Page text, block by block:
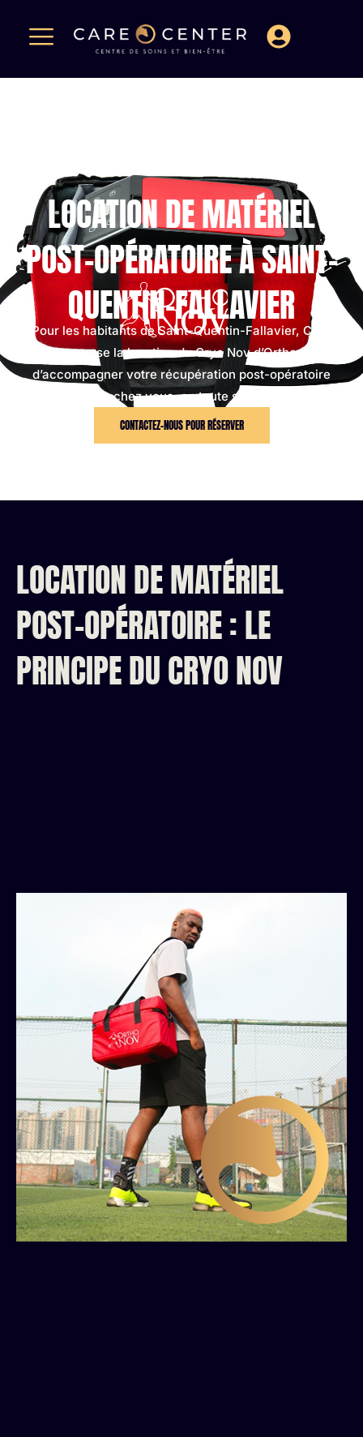
LOCATION DE MATÉRIEL
POST-OPÉRATOIRE À SAINT-
QUENTIN-FALLAVIER
Pour les habitants de Saint-Quentin-Fallavier, Care
Center propose la location du Cryo Nov d’Orthonov afin
d’accompagner votre récupération post-opératoire
depuis chez vous, en toute simplicité.
CONTACTEZ-NOUS POUR RÉSERVER
LOCATION DE MATÉRIEL
POST-OPÉRATOIRE : LE
PRINCIPE DU CRYO NOV